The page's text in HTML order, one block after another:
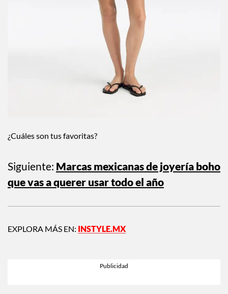
¿Cuáles son tus favoritas?
Siguiente: Marcas mexicanas de joyería boho
que vas a querer usar todo el año
EXPLORA MÁS EN: INSTYLE.MX